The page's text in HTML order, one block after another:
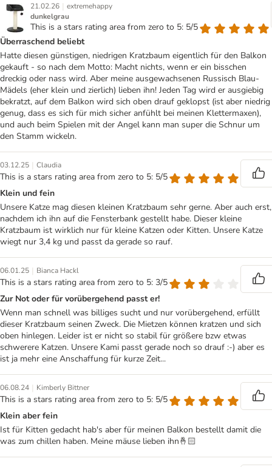
21.02.26 | extremehappy
dunkelgrau
This is a stars rating area from zero to 5: 5/5
Überraschend beliebt
Hatte diesen günstigen, niedrigen Kratzbaum eigentlich für den Balkon
gekauft - so nach dem Motto: Macht nichts, wenn er ein bisschen
dreckig oder nass wird. Aber meine ausgewachsenen Russisch Blau-
Mädels (eher klein und zierlich) lieben ihn! Jeden Tag wird er ausgiebig
bekratzt, auf dem Balkon wird sich oben drauf geklopst (ist aber niedrig
genug, dass es sich für mich sicher anfühlt bei meinen Klettermaxen),
und auch beim Spielen mit der Angel kann man super die Schnur um
den Stamm wickeln.
03.12.25 | Claudia
This is a stars rating area from zero to 5: 5/5
Klein und fein
Unsere Katze mag diesen kleinen Kratzbaum sehr gerne. Aber auch erst,
nachdem ich ihn auf die Fensterbank gestellt habe. Dieser kleine
Kratzbaum ist wirklich nur für kleine Katzen oder Kitten. Unsere Katze
wiegt nur 3,4 kg und passt da gerade so rauf.
06.01.25 | Bianca Hackl
This is a stars rating area from zero to 5: 3/5
Zur Not oder für vorübergehend passt er!
Wenn man schnell was billiges sucht und nur vorübergehend, erfüllt
dieser Kratzbaum seinen Zweck. Die Mietzen können kratzen und sich
oben hinlegen. Leider ist er nicht so stabil für größere bzw etwas
schwerere Katzen. Unsere Kami passt gerade noch so drauf :⁠-⁠) aber es
ist ja mehr eine Anschaffung für kurze Zeit...
06.08.24 | Kimberly Bittner
This is a stars rating area from zero to 5: 5/5
Klein aber fein
Ist für Kitten gedacht hab's aber für meinen Balkon bestellt damit die
was zum chillen haben. Meine mäuse lieben ihn🤞🏻